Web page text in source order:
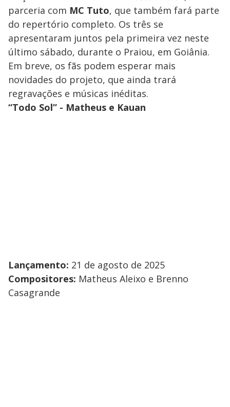
parceria com MC Tuto, que também fará parte
do repertório completo. Os três se
apresentaram juntos pela primeira vez neste
último sábado, durante o Praiou, em Goiânia.
Em breve, os fãs podem esperar mais
novidades do projeto, que ainda trará
regravações e músicas inéditas.
“Todo Sol” - Matheus e Kauan
Lançamento: 21 de agosto de 2025
Compositores: Matheus Aleixo e Brenno
Casagrande